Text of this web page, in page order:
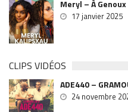
Meryl – À
17 janvier 2025
CLIPS VIDÉOS
ADE440 –
24 novembre